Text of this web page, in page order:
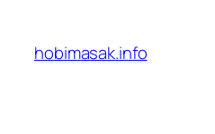
content
hobimasak.info